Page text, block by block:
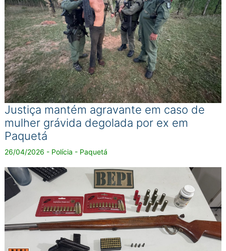
Justiça mantém agravante em caso de
mulher grávida degolada por ex em
Paquetá
26/04/2026 - Polícia - Paquetá